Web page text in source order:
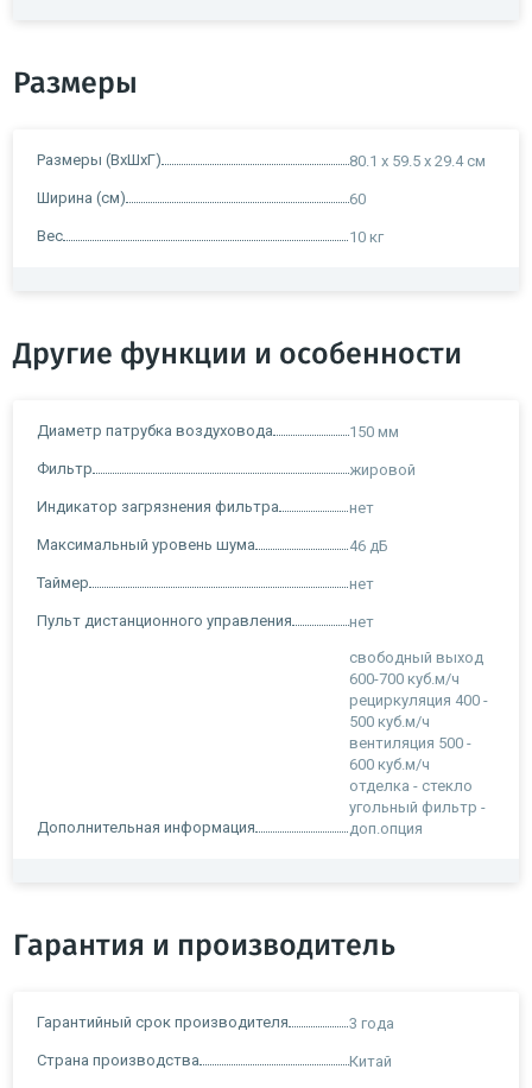
Размеры
Размеры (ВхШхГ) 80.1 x 59.5 x 29.4 см
Ширина (см) 60
Вес 10 кг
Другие функции и особенности
Диаметр патрубка воздуховода 150 мм
Фильтр жировой
Индикатор загрязнения фильтра нет
Максимальный уровень шума 46 дБ
Таймер нет
Пульт дистанционного управления нет
Дополнительная информация
свободный выход
600-700 куб.м/ч
рециркуляция 400 -
500 куб.м/ч
вентиляция 500 -
600 куб.м/ч
отделка - стекло
угольный фильтр -
доп.опция
Гарантия и производитель
Гарантийный срок производителя 3 года
Страна производства Китай